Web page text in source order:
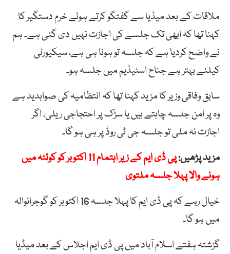
ملاقات کے بعد میڈیا سے گفتگو کرتے ہوئے خرم دستگیر کا
کہنا تھا کہ ابھی تک جلسے کی اجازت نہیں دی گئی ہے۔ ہم
نے واضح کردیا ہے کہ جلسہ تو ہونا ہی ہے، سیکیورٹی
کیلئے بہتر ہے جناح اسٹیڈیم میں جلسہ ہو۔
سابق وفاقی وزیر کا مزید کہنا تھا کہ انتظامیہ کی صوابدید ہے
وہ پر امن جلسہ چاہتے ہیں یا سڑک پر احتجاجی ریلی، اگر
اجازت نہ ملی تو جلسہ جی ٹی روڈ پر ہی ہو گا۔
مزید پڑھیں:
پی ڈی ایم کے زیر اہتمام 11 اکتوبر کو کوئٹہ میں
ہونے والا پہلا جلسہ ملتوی
خیال رہے کہ پی ڈی ایم کا پہلا جلسہ 16 اکتوبر کو گوجرانوالہ
میں ہو گا۔
گزشتہ ہفتے اسلام آباد میں پی ڈی ایم اجلاس کے بعد میڈیا